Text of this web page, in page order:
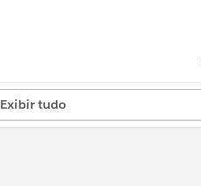
Exibir tudo